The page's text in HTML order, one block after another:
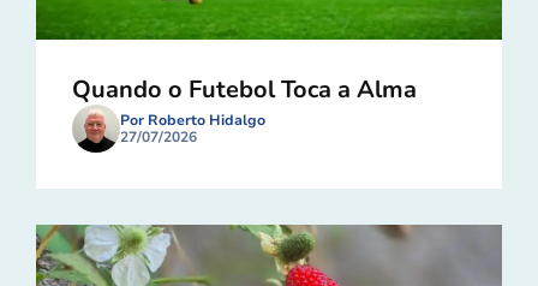
Quando o Futebol Toca a Alma
Por Roberto Hidalgo
27/07/2026